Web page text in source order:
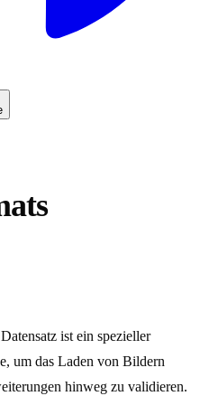
ist ein spezieller
um das Laden von Bildern
hinweg zu validieren.